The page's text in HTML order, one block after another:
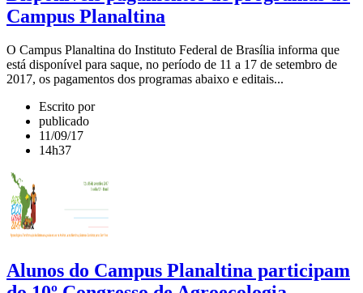
Campus Planaltina
O Campus Planaltina do Instituto Federal de Brasília informa que
está disponível para saque, no período de 11 a 17 de setembro de
2017, os pagamentos dos programas abaixo e editais...
Escrito por
publicado
11/09/17
14h37
Alunos do Campus Planaltina participam